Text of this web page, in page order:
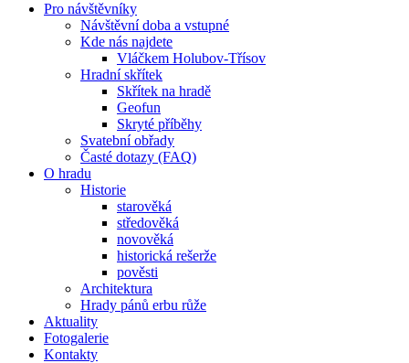
Pro návštěvníky
Návštěvní doba a vstupné
Kde nás najdete
Vláčkem Holubov-Třísov
Hradní skřítek
Skřítek na hradě
Geofun
Skryté příběhy
Svatební obřady
Časté dotazy (FAQ)
O hradu
Historie
starověká
středověká
novověká
historická rešerže
pověsti
Architektura
Hrady pánů erbu růže
Aktuality
Fotogalerie
Kontakty